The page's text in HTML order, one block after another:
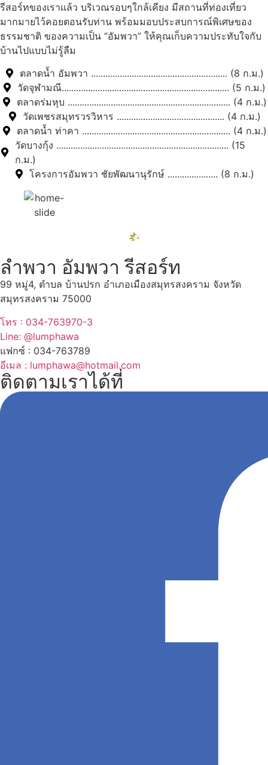
รีสอร์ทของเราแล้ว บริเวณรอบๆใกล้เคียง มีสถานที่ท่องเที่ยว
มากมายไว้คอยตอนรับท่าน พร้อมมอบประสบการณ์พิเศษของ
ธรรมชาติ ของความเป็น “อัมพวา” ให้คุณเก็บความประทับใจกับ
บ้านไปแบบไม่รู้ลืม
ตลาดน้ำ อัมพวา ......................................................... (8 ก.ม.)
วัดจุฬามณี...................................................................... (5 ก.ม.)
ตลาดร่มหุบ .................................................................... (4 ก.ม.)
วัดเพชรสมุทรวรวิหาร ............................................. (4 ก.ม.)
ตลาดน้ำ ท่าคา .............................................................. (4 ก.ม.)
วัดบางกุ้ง ........................................................................ (15
ก.ม.)
โครงการอัมพวา ชัยพัฒนานุรักษ์ ..................... (8 ก.ม.)
ลำพวา อัมพวา รีสอร์ท
99 หมู่4, ตำบล บ้านปรก อำเภอเมืองสมุทรสงคราม จังหวัด
สมุทรสงคราม 75000
โทร : 034-763970-3
Line: @lumphawa
แฟกซ์ : 034-763789
อีเมล : lumphawa@hotmail.com
ติดตามเราได้ที่